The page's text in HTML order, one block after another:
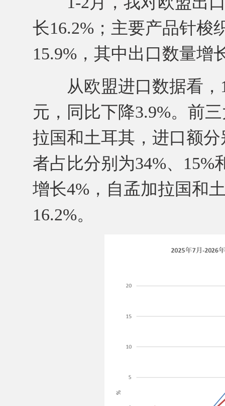
长16.2%；主要产品针梭
15.9%，其中出口数量增
从欧盟进口数据看，1
元，同比下降3.9%。前
拉国和土耳其，进口额分
者占比分别为34%、15%
增长4%，自孟加拉国和
16.2%。